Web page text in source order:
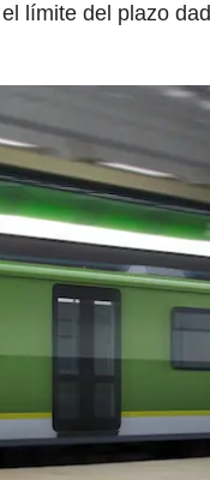
límite del plazo